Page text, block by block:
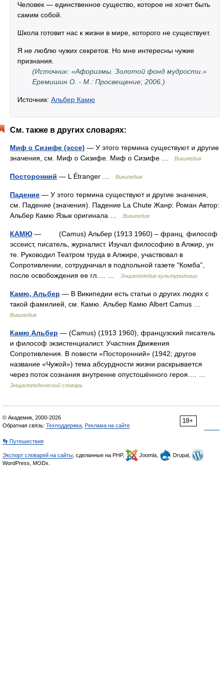
Человек — единственное существо, которое не хочет быть
самим собой.
Школа готовит нас к жизни в мире, которого не существует.
Я не люблю чужих секретов. Но мне интересны чужие
признания.
(Источник: «Афоризмы. Золотой фонд мудрости.»
Еремишин О. - М.: Просвещение; 2006.)
Источник: Альбер Камю
См. также в других словарях:
Миф о Сизифе (эссе) — У этого термина существуют и другие
значения, см. Миф о Сизифе. Миф о Сизифе …
Википедия
Посторонний — L Étranger … Википедия
Падение — У этого термина существуют и другие значения,
см. Падение (значения). Падение La Chute Жанр: Роман Автор:
Альбер Камю Язык оригинала …
Википедия
КАМЮ — (Camus) Альбер (1913 1960) – франц. философ
эссеист, писатель, журналист. Изучал философию в Алжир, ун
те. Руководил Театром труда в Алжире, участвовал в
Сопротивлении, сотрудничал в подпольной газете “Комба”,
после освобождения ее гл.… …
Энциклопедия культурологии
Камю, Альбер — В Википедии есть статьи о других людях с
такой фамилией, см. Камю. Альбер Камю Albert Camus …
Википедия
Камю Альбер — (Camus) (1913 1960), французский писатель
и философ экзистенциалист. Участник Движения
Сопротивления. В повести «Посторонний» (1942; другое
название «Чужой») тема абсурдности жизни раскрывается
через поток сознания внутренне опустошённого героя.… …
Энциклопедический словарь
18+
© Академик, 2000-2026
Обратная связь: Техподдержка Реклама на сайте
👣 Путешествия
Экспорт словарей на сайты , сделанные на PHP, Joomla,
Drupal,
WordPress, MODx.